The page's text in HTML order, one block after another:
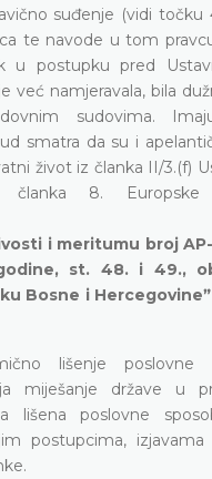
suđenje (vidi točku
te navode u tom
u postupku pred
već namjeravala, bila
sudovima.
smatra da su i
život iz članka II/3.(f)
8. Europske
i meritumu broj
st. 48. i 49.,
Bosne i
lišenje poslovne
miješanje države u
lišena poslovne
postupcima, izjavama